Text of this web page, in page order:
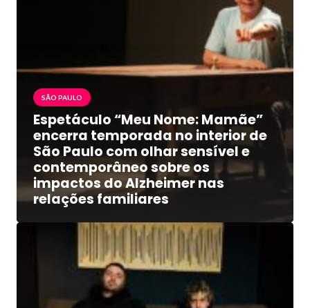
SÃO PAULO
Espetáculo “Meu Nome: Mamãe”
encerra temporada no interior de
São Paulo com olhar sensível e
contemporâneo sobre os
impactos do Alzheimer nas
relações familiares